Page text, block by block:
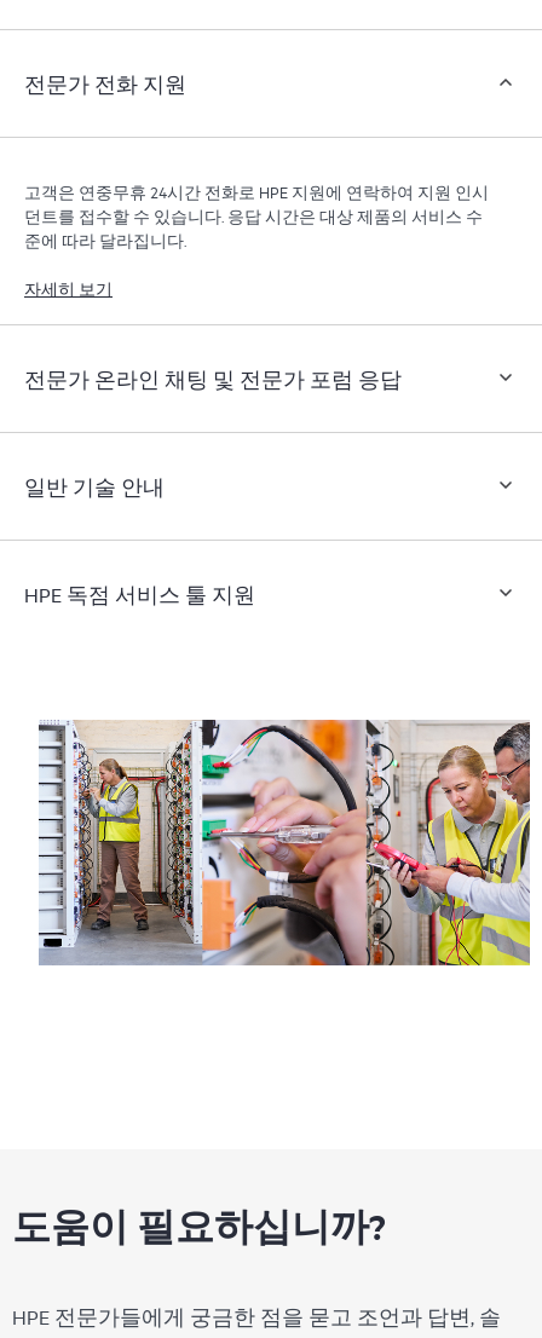
Tech Care 서비스는 엣지부터 클라우드까지 우수한 운영
세스를 제공합니다.
전문가 전화 지원
고객은 연중무휴 24시간 전화로 HPE 지원에 연락하여 지원 인시
던트를 접수할 수 있습니다. 응답 시간은 대상 제품의 서비스 수
준에 따라 달라집니다.
자세히 보기
전문가 온라인 채팅 및 전문가 포럼 응답
일반 기술 안내
HPE 독점 서비스 툴 지원
도움이 필요하십니까?
HPE 전문가들에게 궁금한 점을 묻고 조언과 답변, 솔